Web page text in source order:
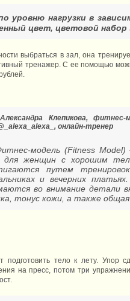
уровню нагрузки в
цвет, цветовой
выбраться в зал, она
тренажер. С ее помощью
Клепикова, фитнес-
онлайн-тренер
модель (Fitness
для женщин с хорошим
путем
и вечерних
во внимание детали
тонус кожи, а также
подготовить тело к лету. Упор
на пресс, потом три